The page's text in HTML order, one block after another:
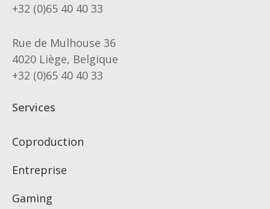
+32 (0)65 40 40 33
Rue de Mulhouse 36
4020 Liège, Belgique
+32 (0)65 40 40 33
Services
Coproduction
Entreprise
Gaming